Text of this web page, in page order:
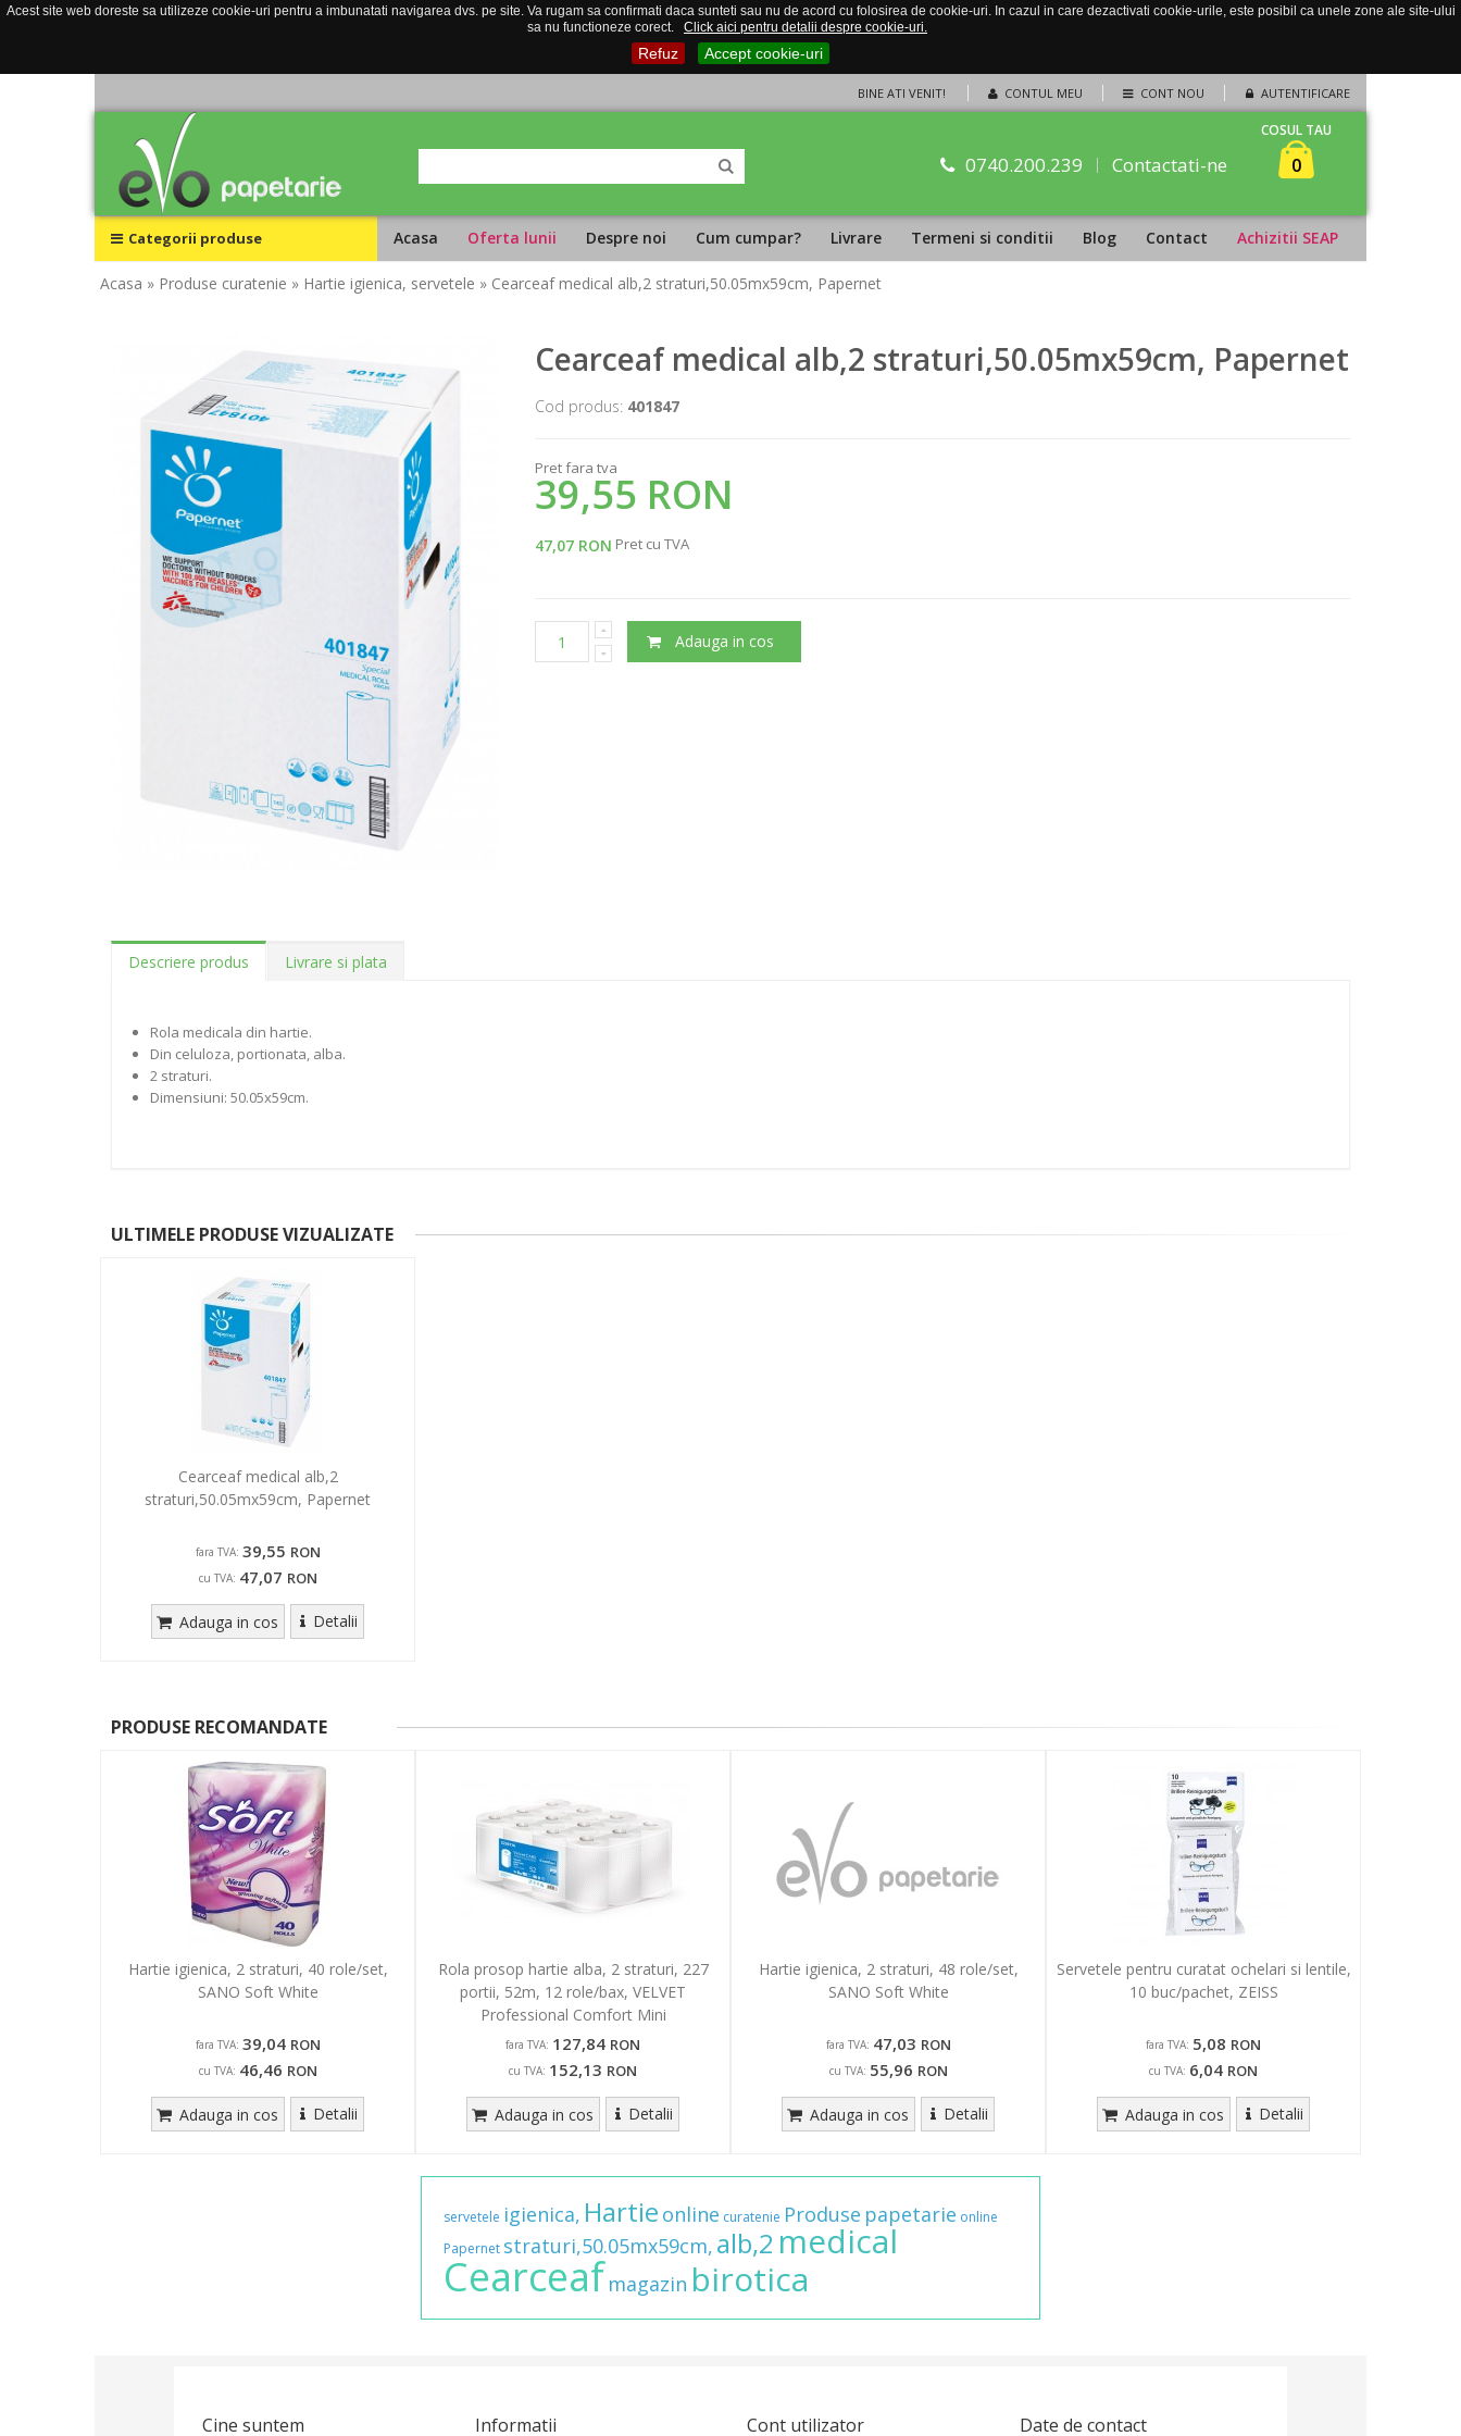
Acest site web doreste sa utilizeze cookie-uri pentru a imbunatati navigarea dvs. pe site. Va rugam sa confirmati daca sunteti sau nu de acord cu folosirea de cookie-uri. In cazul in care dezactivati cookie-urile, este posibil ca unele zone ale site-ului
sa nu functioneze corect.
Click aici pentru detalii despre cookie-uri.
Refuz Accept cookie-uri
CONTUL MEU CONT NOU AUTENTIFICARE
BINE ATI VENIT!
0740.200.239 Contactati-ne
COSUL TAU
0
Categorii produse Acasa Oferta lunii Despre noi Cum cumpar? Livrare Termeni si conditii Blog Contact Achizitii SEAP
Acasa » Produse curatenie » Hartie igienica, servetele » Cearceaf medical alb,2 straturi,50.05mx59cm, Papernet
Cearceaf medical alb,2 straturi,50.05mx59cm, Papernet
Cod produs: 401847
Pret fara tva
39,55 RON
47,07 RON Pret cu TVA
Adauga in cos
Descriere produs Livrare si plata
Rola medicala din hartie.
Din celuloza, portionata, alba.
2 straturi.
Dimensiuni: 50.05x59cm.
ULTIMELE PRODUSE VIZUALIZATE
Cearceaf medical alb,2
straturi,50.05mx59cm, Papernet
fara TVA: 39,55 RON
cu TVA: 47,07 RON
Adauga in cos Detalii
PRODUSE RECOMANDATE
Hartie igienica, 2 straturi, 40 role/set,
SANO Soft White
fara TVA: 39,04 RON
cu TVA: 46,46 RON
Adauga in cos Detalii
Rola prosop hartie alba, 2 straturi, 227
portii, 52m, 12 role/bax, VELVET
Professional Comfort Mini
fara TVA: 127,84 RON
cu TVA: 152,13 RON
Adauga in cos Detalii
Hartie igienica, 2 straturi, 48 role/set,
SANO Soft White
fara TVA: 47,03 RON
cu TVA: 55,96 RON
Adauga in cos Detalii
Servetele pentru curatat ochelari si lentile,
10 buc/pachet, ZEISS
fara TVA: 5,08 RON
cu TVA: 6,04 RON
Adauga in cos Detalii
servetele igienica, Hartie online curatenie Produse papetarie online
Papernet straturi,50.05mx59cm, alb,2 medical
Cearceaf magazin birotica
Cine suntem Informatii Cont utilizator Date de contact